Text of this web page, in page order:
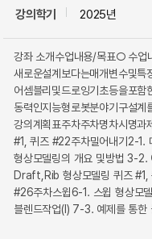
강의학기
2025년
강좌 소개수업내용/목표○ 수업
새로운설계보다는매개변수및특
어셈블리및드로잉기초등을포
동력인지능형로봇분야기구설
강의계획표주차주차명차시명
#1, 퀴즈 #22주차밀어내기2-1.
형상모델링의 개요 및방법 3-
Draft,Rib 형상모델링 퀴즈 #1,
#26주차스윕6-1. 스윕 형상모
블렌드작업(I) 7-3. 예제를 통